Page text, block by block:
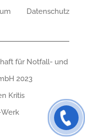
Datenschutz
für Notfall- und
2023
Kritis